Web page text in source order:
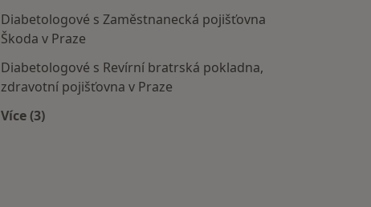
Diabetologové s Zaměstnanecká pojišťovna
Škoda v Praze
Diabetologové s Revírní bratrská pokladna,
zdravotní pojišťovna v Praze
Více (3)